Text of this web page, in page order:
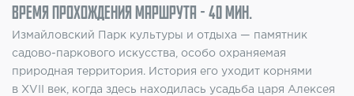
ВРЕМЯ ПРОХОЖДЕНИЯ МАРШРУТА - 40 МИН.
Измайловский Парк культуры и отдыха — памятник
садово-паркового искусства, особо охраняемая
природная территория. История его уходит корнями
в XVII век, когда здесь находилась усадьба царя Алексея